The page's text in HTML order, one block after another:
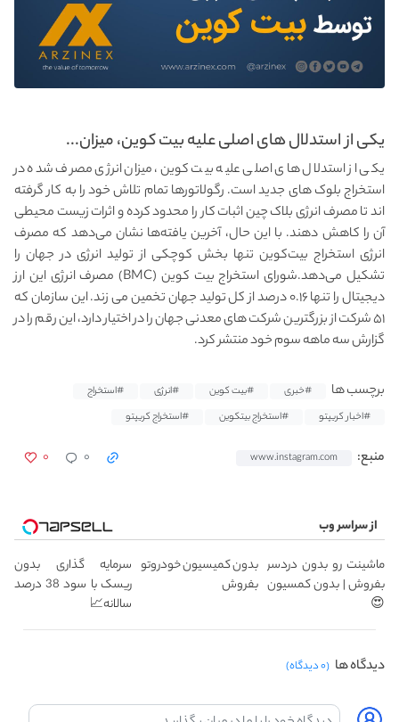
یکی از استدلال های اصلی علیه بیت کوین، میزان...
یکی از استدلال های اصلی علیه بیت کوین، میزان انرژی مصرف شده در
استخراج بلوک های جدید است. رگولاتورها تمام تلاش خود را به کار گرفته
اند تا مصرف انرژی بلاک چین اثبات کار را محدود کرده و اثرات زیست محیطی
آن را کاهش دهند. با این حال، آخرین یافته‌ها نشان می‌دهد که مصرف
انرژی استخراج بیت‌کوین تنها بخش کوچکی از تولید انرژی در جهان را
تشکیل می‌دهد.شورای استخراج بیت کوین (BMC) مصرف انرژی این ارز
دیجیتال را تنها ۰.۱۶ درصد از کل تولید جهان تخمین می زند. این سازمان که
۵۱ شرکت از بزرگترین شرکت های معدنی جهان را در اختیار دارد، این رقم را در
گزارش سه ماهه سوم خود منتشر کرد.
برچسب ها #خبری #بیت کوین #انرژی
#استخراج
#اخبار کریپتو
#استخراج بیتکوین #استخراج کریپتو
منبع: www.instagram.com ۰ ۰
از سراسر وب
ماشینت رو بدون دردسر
بفروش | بدون کمسیون
😍
بدون کمیسیون خودروتو
بفروش
سرمایه گذاری بدون
ریسک با سود 38 درصد
سالانه📈
دیدگاه ها (۰ دیدگاه)